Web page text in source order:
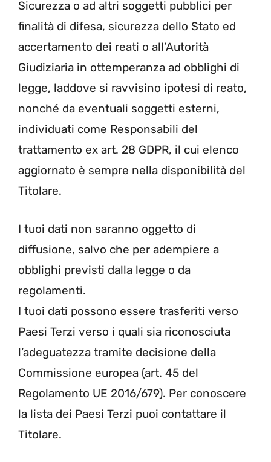
Sicurezza o ad altri soggetti pubblici per
finalità di difesa, sicurezza dello Stato ed
accertamento dei reati o all’Autorità
Giudiziaria in ottemperanza ad obblighi di
legge, laddove si ravvisino ipotesi di reato,
nonché da eventuali soggetti esterni,
individuati come Responsabili del
trattamento ex art. 28 GDPR, il cui elenco
aggiornato è sempre nella disponibilità del
Titolare.
I tuoi dati non saranno oggetto di
diffusione, salvo che per adempiere a
obblighi previsti dalla legge o da
regolamenti.
I tuoi dati possono essere trasferiti verso
Paesi Terzi verso i quali sia riconosciuta
l’adeguatezza tramite decisione della
Commissione europea (art. 45 del
Regolamento UE 2016/679). Per conoscere
la lista dei Paesi Terzi puoi contattare il
Titolare.